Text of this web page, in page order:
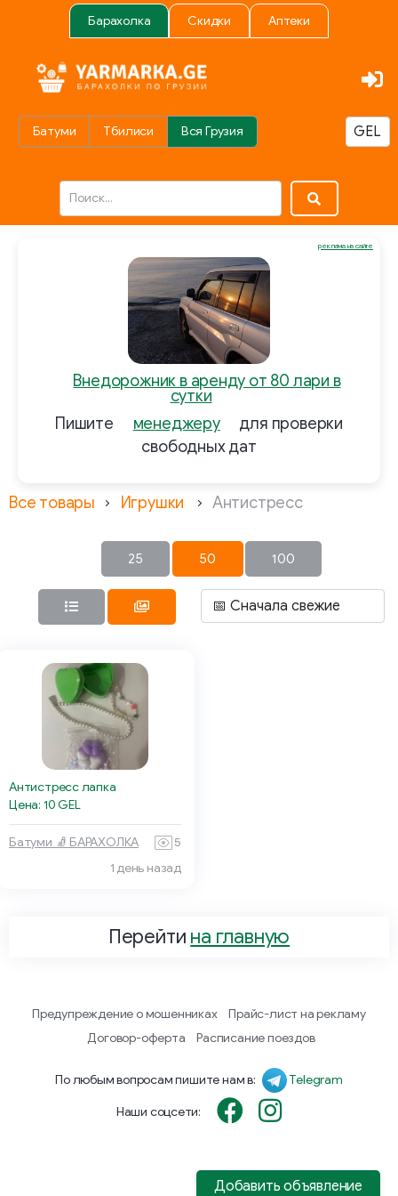
Барахолка Скидки Аптеки
Батуми Тбилиси Вся Грузия
Внедорожник в аренду от 80 лари в
сутки
Пишите
менеджеру
для проверки
свободных дат
реклама на сайте
Все товары Игрушки Антистресс
25 50 100
Антистресс лапка
Цена: 10 GEL
Батуми 🧦 БАРАХОЛКА
5
1 день назад
Перейти на главную
Предупреждение о мошенниках
Прайс-лист на рекламу
Договор-оферта
Расписание поездов
По любым вопросам пишите нам в: Telegram
Наши соцсети:
Добавить объявление